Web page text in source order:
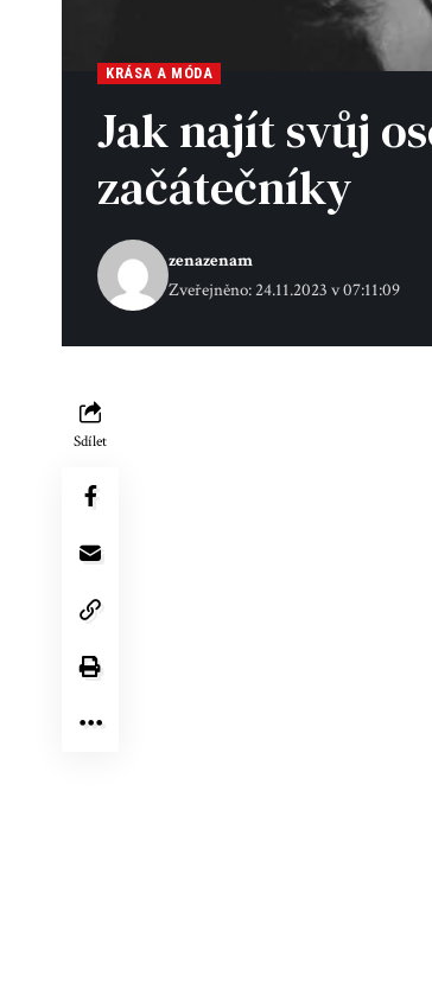
KRÁSA A MÓDA
Jak najít svůj
začátečníky
Zveřejněno: 24.11.2023 v 07:11:09
zenazenam
Sdílet